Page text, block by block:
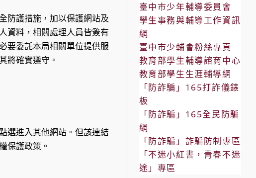
防護措施，加以保護網站及
資料，相關處理人員皆簽有
要委託本局相關單位提供服
將確實遵守。
選進入其他網站。但該連結
保護政策。
臺中市少年輔導委員會
學生事務與輔導工作資訊
網
臺中市少輔會粉絲專頁
教育部學生輔導諮商中心
教育部學生生涯輔導網
「防詐騙」165打詐儀錶
板
「防詐騙」165全民防騙
網
「防詐騙」詐騙防制專區
「不迷小紅書，青春不迷
途」專區